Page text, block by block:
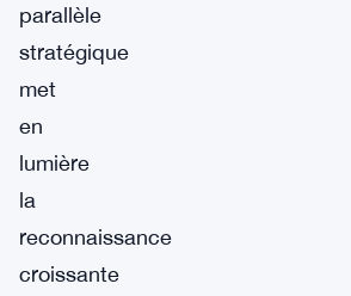
parallèle
stratégique
met
en
lumière
la
reconnaissance
croissante